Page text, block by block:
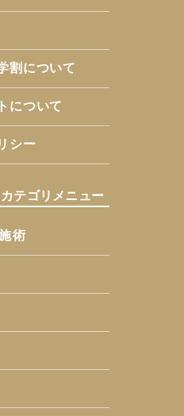
割について
について
シー
テゴリメニュー
術